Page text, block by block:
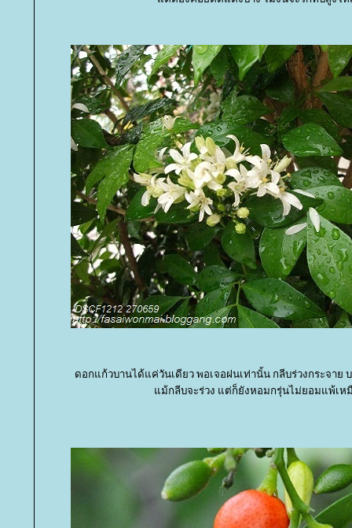
ดอกแก้วบานได้แค่วันเดียว พอเจอฝนเท่านั้น กลีบร่วงกระจาย
ม้กลีบจะร่วง แต่ก็ยังหอมกรุ่นไม่ยอมแพ้เห